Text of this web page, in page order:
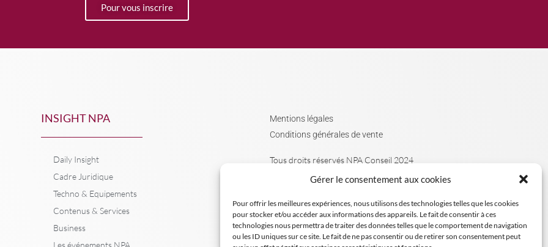
Gérer le consentement aux cookies
Pour offrir les meilleures expériences, nous utilisons des technologies telles que les cookies
pour stocker et/ou accéder aux informations des appareils. Le fait de consentir à ces
technologies nous permettra de traiter des données telles que le comportement de navigation
ou les ID uniques sur ce site. Le fait de ne pas consentir ou de retirer son consentement peut
Pour vous inscrire
INSIGHT NPA
Daily Insight
Cadre Juridique
Techno & Equipements
Contenus & Services
Business
Mentions légales
Conditions générales de vente
Tous droits réservés NPA Conseil 2024